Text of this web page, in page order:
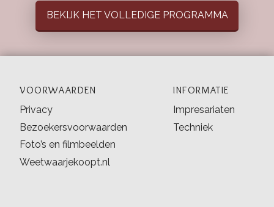
BEKIJK HET VOLLEDIGE PROGRAMMA
VOORWAARDEN
Privacy
Bezoekersvoorwaarden
Foto’s en filmbeelden
Weetwaarjekoopt.nl
INFORMATIE
Impresariaten
Techniek